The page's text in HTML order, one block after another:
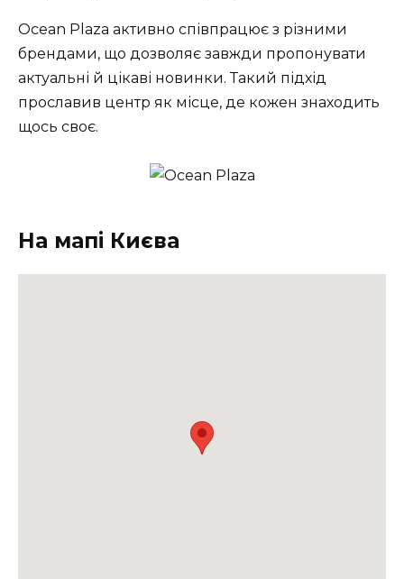
Ocean Plaza активно співпрацює з різними
брендами, що дозволяє завжди пропонувати
актуальні й цікаві новинки. Такий підхід
прославив центр як місце, де кожен знаходить
щось своє.
На мапі Києва